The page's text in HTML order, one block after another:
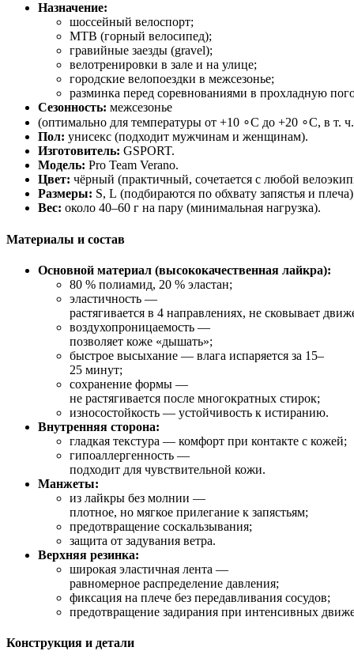
Назначение:
шоссейный велоспорт;
MTB (горный велосипед);
гравийные заезды (gravel);
велотренировки в зале и на улице;
городские велопоездки в межсезонье;
разминка перед соревнованиями в прохладную
Сезонность: межсезонье
(оптимально для температуры от +10 ∘C до +20 ∘C, в т. ч.
Пол: унисекс (подходит мужчинам и женщинам).
Изготовитель: GSPORT.
Модель: Pro Team Verano.
Цвет: чёрный (практичный, сочетается с любой
Размеры: S, L (подбираются по обхвату запястья и
Вес: около 40–60 г на пару (минимальная нагрузка).
Материалы и состав
Основной материал (высококачественная лайкра):
80 % полиамид, 20 % эластан;
эластичность —
растягивается в 4 направлениях, не сковывает
воздухопроницаемость —
позволяет коже «дышать»;
быстрое высыхание — влага испаряется за 15–
25 минут;
сохранение формы —
не растягивается после многократных стирок;
износостойкость — устойчивость к истиранию.
Внутренняя сторона:
гладкая текстура — комфорт при контакте с кожей;
гипоаллергенность —
подходит для чувствительной кожи.
Манжеты:
из лайкры без молнии —
плотное, но мягкое прилегание к запястьям;
предотвращение соскальзывания;
защита от задувания ветра.
Верхняя резинка:
широкая эластичная лента —
равномерное распределение давления;
фиксация на плече без передавливания сосудов;
предотвращение задирания при интенсивных
Конструкция и детали